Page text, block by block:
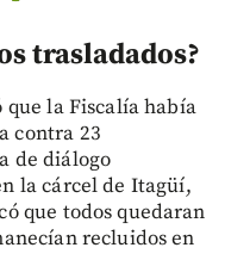
trasladados?
que la Fiscalía había
contra 23
de diálogo
la cárcel de Itagüí,
que todos quedaran
recluidos en